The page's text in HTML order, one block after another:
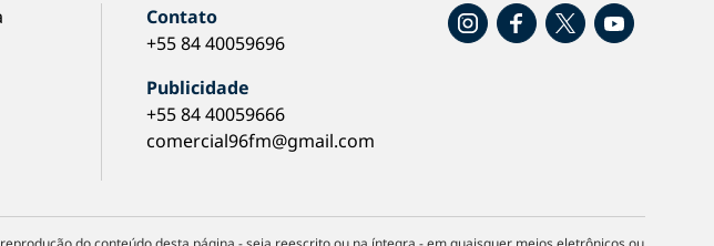
Contato
+55 84 40059696
Publicidade
+55 84 40059666
comercial96fm@gmail.com